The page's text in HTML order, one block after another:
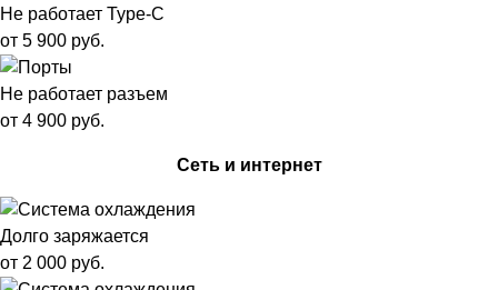
Не работает Type-C
от 5 900 руб.
Не работает разъем
от 4 900 руб.
Сеть и интернет
Долго заряжается
от 2 000 руб.